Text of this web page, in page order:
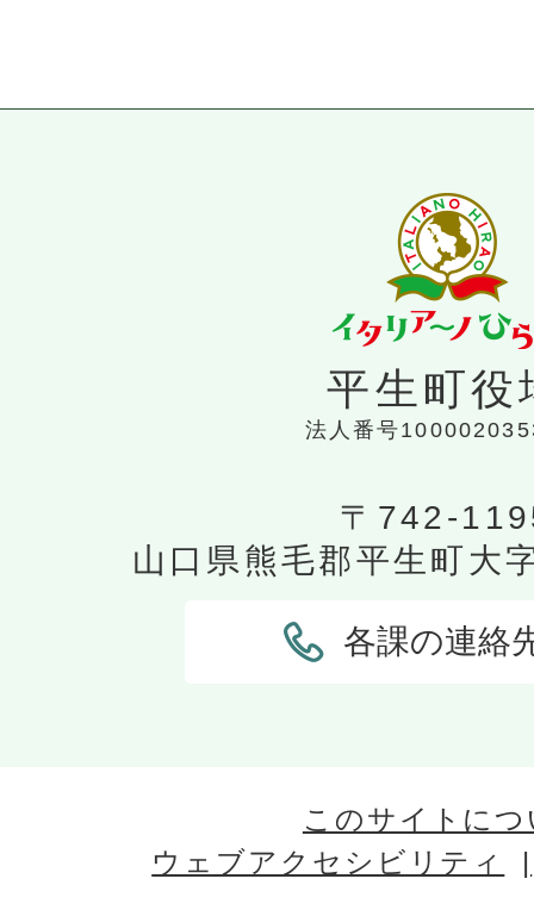
平生町役
法人番号
〒742-
山口県熊毛郡平生町大
各課の連絡
このサイトに
ウェブアクセシビリティ